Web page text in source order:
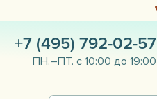
+7 (495) 792-02-57
ПН.–ПТ. с 10:00 до 19:00